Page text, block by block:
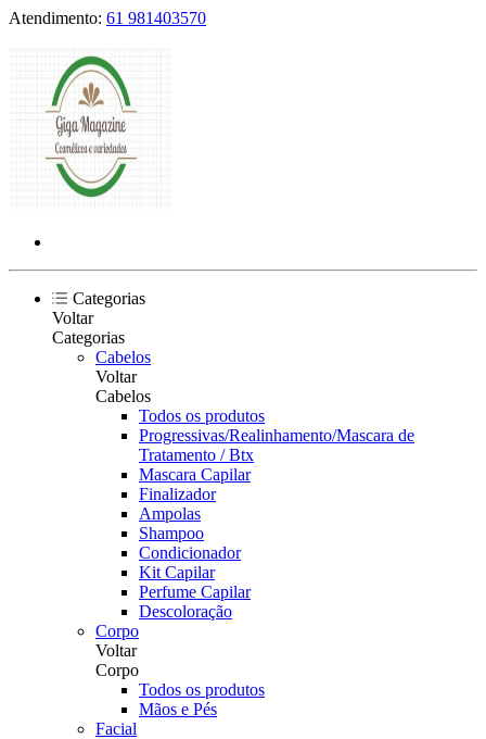
Atendimento: 61 981403570
Categorias
Voltar
Categorias
Cabelos
Voltar
Cabelos
Todos os produtos
Progressivas/Realinhamento/Mascara de
Tratamento / Btx
Mascara Capilar
Finalizador
Ampolas
Shampoo
Condicionador
Kit Capilar
Perfume Capilar
Descoloração
Corpo
Voltar
Corpo
Todos os produtos
Mãos e Pés
Facial